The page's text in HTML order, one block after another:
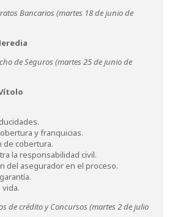
Bancarios (martes 18 de junio de
de Seguros (martes 25 de junio de
y franquicias.
de cobertura.
la responsabilidad civil.
del asegurador en el proceso.
de crédito y Concursos (martes 2 de julio